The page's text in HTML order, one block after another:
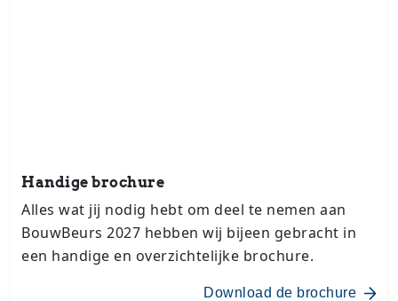
Handige brochure
Alles wat jij nodig hebt om deel te nemen aan
BouwBeurs 2027 hebben wij bijeen gebracht in
een handige en overzichtelijke brochure.
Download de brochure